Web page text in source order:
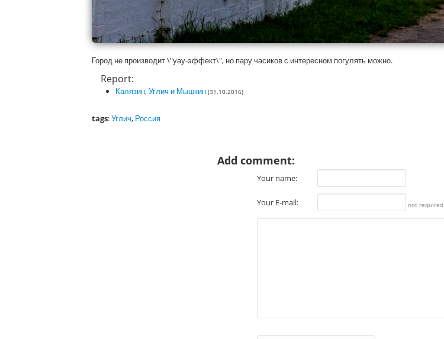
Город не производит \"уау-эффект\", но пару часиков с интересном погулять можно.
Report:
Калязин, Углич и Мышкин (31.10.2016)
tags:Углич, Россия
Add comment:
Your name:
Your E-mail: not required